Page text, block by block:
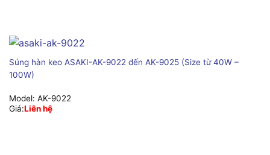
Súng hàn keo ASAKI-AK-9022 đến AK-9025 (Size từ 40W –
100W)
Model: AK-9022
Giá:Liên hệ